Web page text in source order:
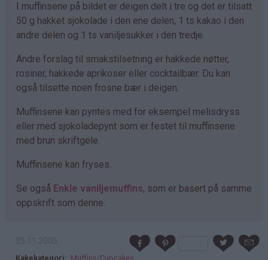
I muffinsene på bildet er deigen delt i tre og det er tilsatt
50 g hakket sjokolade i den ene delen, 1 ts kakao i den
andre delen og 1 ts vaniljesukker i den tredje.
Andre forslag til smakstilsetning er hakkede nøtter,
rosiner, hakkede aprikoser eller cocktailbær. Du kan
også tilsette noen frosne bær i deigen.
Muffinsene kan pyntes med for eksempel melisdryss
eller med sjokoladepynt som er festet til muffinsene
med brun skriftgele.
Muffinsene kan fryses.
Se også Enkle vaniljemuffins, som er basert på samme
oppskrift som denne.
Kakekategori Muffins/Cupcakes